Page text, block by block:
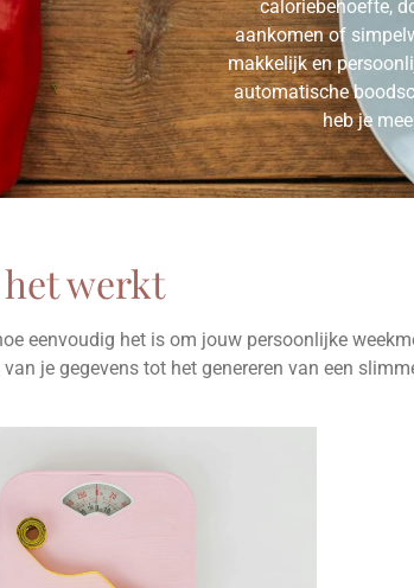
caloriebehoefte,
aankomen of
makkelijk en
automatische
heb je
werkt
eenvoudig het is om jouw persoonlijke
van je gegevens tot het genereren van een